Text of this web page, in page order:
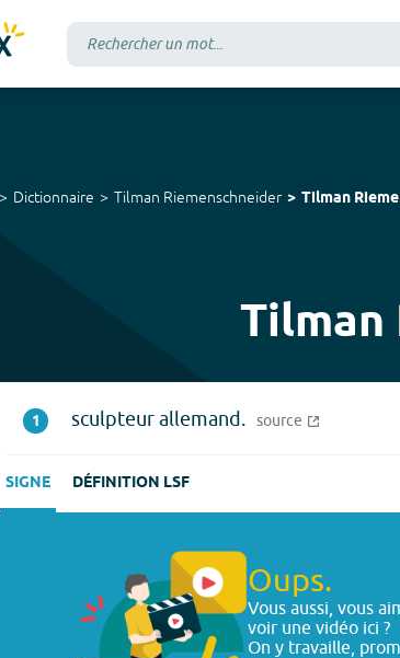
Dictionnaire Tilman Riemenschneider Tilman
Tilman
1 sculpteur allemand. source
SIGNE DÉFINITION LSF
Oups.
Vous aussi, vous
voir une vidéo ici ?
On y travaille,